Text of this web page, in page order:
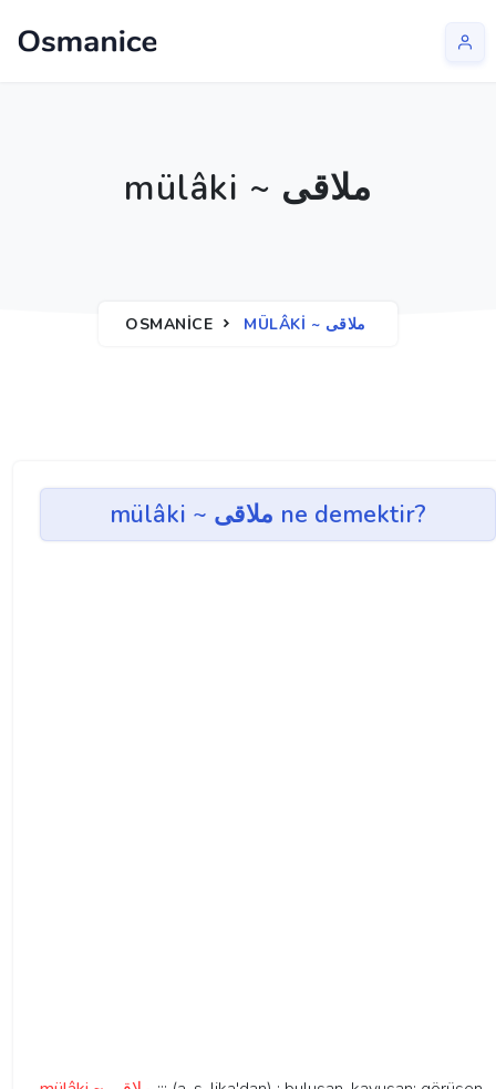
mülâki ~ ملاقی
OSMANICE MÜLÂKI ~ ملاقی
mülâki ~ ملاقی ne demektir?